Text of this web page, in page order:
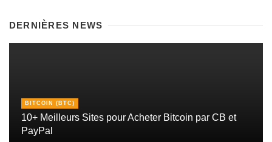
DERNIÈRES NEWS
BITCOIN (BTC)
10+ Meilleurs Sites pour Acheter Bitcoin par CB et
PayPal